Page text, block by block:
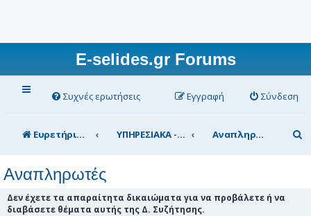
E-selides.gr Forums
Συχνές ερωτήσεις Σύνδεση
Εγγραφή
Ευρετήριο Δ. Συζήτησης ΥΠΗΡΕΣΙΑΚΑ - ΣΥΖΗΤΗΣΕΙΣ (για τα μέλη) Αναπληρωτές
ν
Αναπληρωτές
Δεν έχετε τα απαραίτητα δικαιώματα για να προβάλετε ή να
διαβάσετε θέματα αυτής της Δ. Συζήτησης.